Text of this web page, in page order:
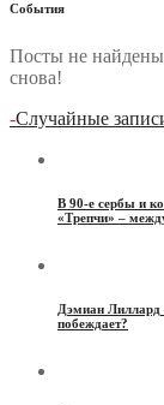
События
Посты не
снова!
-Случайные
В 90-е сербы и
«Трепчи» –
Дэмиан Лиллард
побеждает?